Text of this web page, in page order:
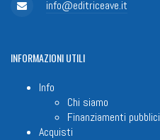
info@editriceave.it
INFORMAZIONIUTILI
Info
Chi siamo
Finanziamenti pubblici
Acquisti